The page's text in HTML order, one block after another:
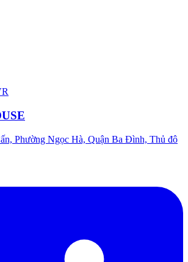
Phường Ngọc Hà, Quận Ba Đình, Thủ đô